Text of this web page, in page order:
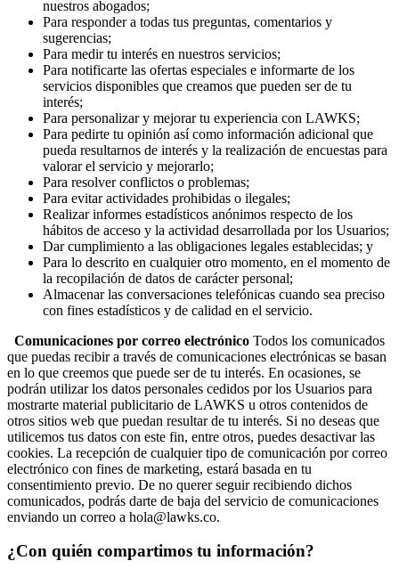
nuestros abogados;
Para responder a todas tus preguntas, comentarios y
sugerencias;
Para medir tu interés en nuestros servicios;
Para notificarte las ofertas especiales e informarte de los
servicios disponibles que creamos que pueden ser de tu
interés;
Para personalizar y mejorar tu experiencia con LAWKS;
Para pedirte tu opinión así como información adicional que
pueda resultarnos de interés y la realización de encuestas para
valorar el servicio y mejorarlo;
Para resolver conflictos o problemas;
Para evitar actividades prohibidas o ilegales;
Realizar informes estadísticos anónimos respecto de los
hábitos de acceso y la actividad desarrollada por los Usuarios;
Dar cumplimiento a las obligaciones legales establecidas; y
Para lo descrito en cualquier otro momento, en el momento de
la recopilación de datos de carácter personal;
Almacenar las conversaciones telefónicas cuando sea preciso
con fines estadísticos y de calidad en el servicio.
Comunicaciones por correo electrónico Todos los comunicados
que puedas recibir a través de comunicaciones electrónicas se basan
en lo que creemos que puede ser de tu interés. En ocasiones, se
podrán utilizar los datos personales cedidos por los Usuarios para
mostrarte material publicitario de LAWKS u otros contenidos de
otros sitios web que puedan resultar de tu interés. Si no deseas que
utilicemos tus datos con este fin, entre otros, puedes desactivar las
cookies. La recepción de cualquier tipo de comunicación por correo
electrónico con fines de marketing, estará basada en tu
consentimiento previo. De no querer seguir recibiendo dichos
comunicados, podrás darte de baja del servicio de comunicaciones
enviando un correo a hola@lawks.co.
¿Con quién compartimos tu información?